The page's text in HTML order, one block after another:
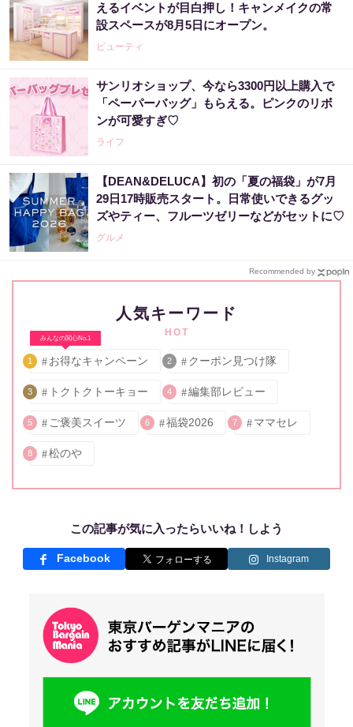
えるイベントが目白押し！キャンメイクの常
設スペースが8月5日にオープン。
ビューティ
サンリオショップ、今なら3300円以上購入で
「ペーパーバッグ」もらえる。ピンクのリボ
ンが可愛すぎ♡
ライフ
【DEAN&DELUCA】初の「夏の福袋」が7月
29日17時販売スタート。日常使いできるグッ
ズやティー、フルーツゼリーなどがセットに♡
グルメ
Recommended by
人気キーワード
HOT
みんなの関心No.1
1 お得なキャンペーン 2 クーポン見つけ隊
3 トクトクトーキョー 4 編集部レビュー
5 ご褒美スイーツ 6 福袋2026 7 ママセレ
8 松のや
この記事が気に入ったらいいね！しよう
Facebook Instagram